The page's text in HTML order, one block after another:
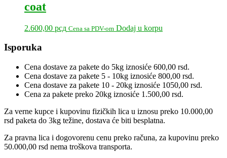
coat
2.600,00 рсд Cena sa PDV-om Dodaj u korpu
Primary
Sidebar
Isporuka
Cena dostave za pakete do 5kg iznosiće 600,00 rsd.
Cena dostave za pakete 5 - 10kg iznosiće 800,00 rsd.
Cena dostave za pakete 10 - 20kg iznosiće 1050,00 rsd.
Cena za pakete preko 20kg iznosiće 1.500,00 rsd.
Za verne kupce i kupovinu fizičkih lica u iznosu preko 10.000,00
rsd paketa do 3kg težine, dostava će biti besplatna.
Za pravna lica i dogovorenu cenu preko računa, za kupovinu preko
50.000,00 rsd nema troškova transporta.